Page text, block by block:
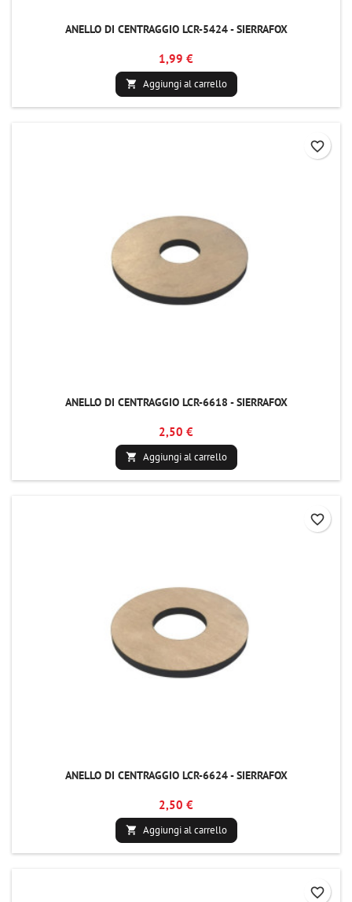
ANELLO DI CENTRAGGIO LCR-5424 - SIERRAFOX
1,99 €
 Aggiungi al carrello
ANELLO DI CENTRAGGIO LCR-6618 - SIERRAFOX
2,50 €
 Aggiungi al carrello
favorite_border
ANELLO DI CENTRAGGIO LCR-6624 - SIERRAFOX
2,50 €
 Aggiungi al carrello
favorite_border
favorite_border